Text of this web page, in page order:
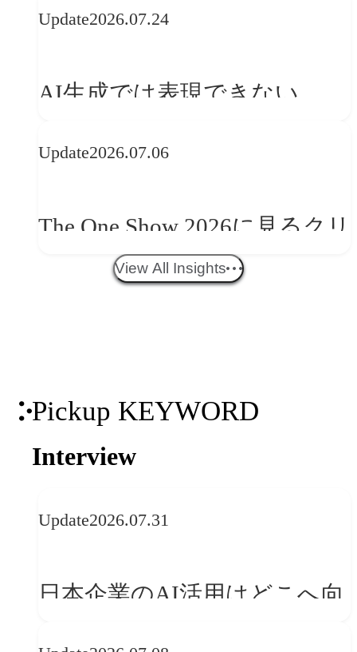
──「優れたブランド体験」
か
Update2026.07.24
AI生成では表現できない
望
Update2026.07.06
The One Show 2026に見るクリ
エイティブトレンド──社会
View All Insights
Pickup KEYWORD
Interview
Update2026.07.31
日本企業のAI活用はどこへ向